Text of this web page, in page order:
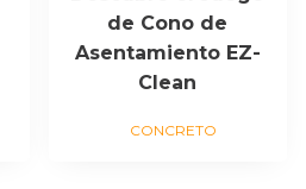
de Cono de
Asentamiento EZ-
Clean
CONCRETO